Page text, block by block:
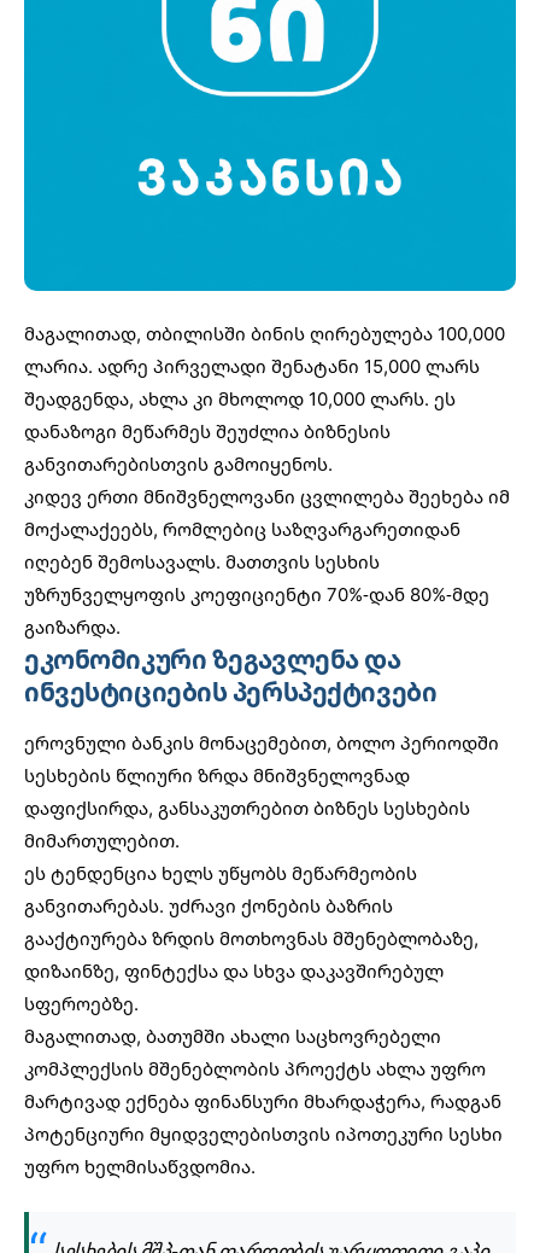
მაგალითად, თბილისში ბინის ღირებულება 100,000
ლარია. ადრე პირველადი შენატანი 15,000 ლარს
შეადგენდა, ახლა კი მხოლოდ 10,000 ლარს. ეს
დანაზოგი მეწარმეს შეუძლია ბიზნესის
განვითარებისთვის გამოიყენოს.
კიდევ ერთი მნიშვნელოვანი ცვლილება შეეხება იმ
მოქალაქეებს, რომლებიც საზღვარგარეთიდან
იღებენ შემოსავალს. მათთვის სესხის
უზრუნველყოფის კოეფიციენტი 70%-დან 80%-მდე
გაიზარდა.
ეკონომიკური ზეგავლენა და
ინვესტიციების პერსპექტივები
ეროვნული ბანკის მონაცემებით, ბოლო პერიოდში
სესხების წლიური ზრდა მნიშვნელოვნად
დაფიქსირდა, განსაკუთრებით ბიზნეს სესხების
მიმართულებით.
ეს ტენდენცია ხელს უწყობს მეწარმეობის
განვითარებას. უძრავი ქონების ბაზრის
გააქტიურება ზრდის მოთხოვნას მშენებლობაზე,
დიზაინზე, ფინტექსა და სხვა დაკავშირებულ
სფეროებზე.
მაგალითად, ბათუმში ახალი საცხოვრებელი
კომპლექსის მშენებლობის პროექტს ახლა უფრო
მარტივად ექნება ფინანსური მხარდაჭერა, რადგან
პოტენციური მყიდველებისთვის იპოთეკური სესხი
უფრო ხელმისაწვდომია.